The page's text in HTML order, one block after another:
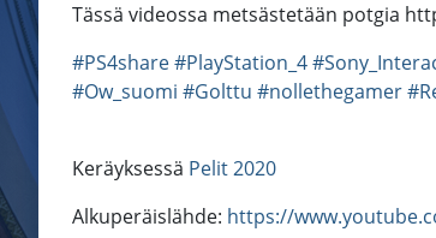
Tässä videossa metsästetään potgia
#PS4share#PlayStation_4
#Ow_suomi #Golttu #nollethegamer
Keräyksessä Pelit 2020
Alkuperäislähde: https://